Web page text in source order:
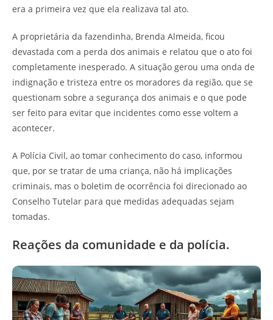
era a primeira vez que ela realizava tal ato.
A proprietária da fazendinha, Brenda Almeida, ficou
devastada com a perda dos animais e relatou que o ato foi
completamente inesperado. A situação gerou uma onda de
indignação e tristeza entre os moradores da região, que se
questionam sobre a segurança dos animais e o que pode
ser feito para evitar que incidentes como esse voltem a
acontecer.
A Polícia Civil, ao tomar conhecimento do caso, informou
que, por se tratar de uma criança, não há implicações
criminais, mas o boletim de ocorrência foi direcionado ao
Conselho Tutelar para que medidas adequadas sejam
tomadas.
Reações da comunidade e da polícia.